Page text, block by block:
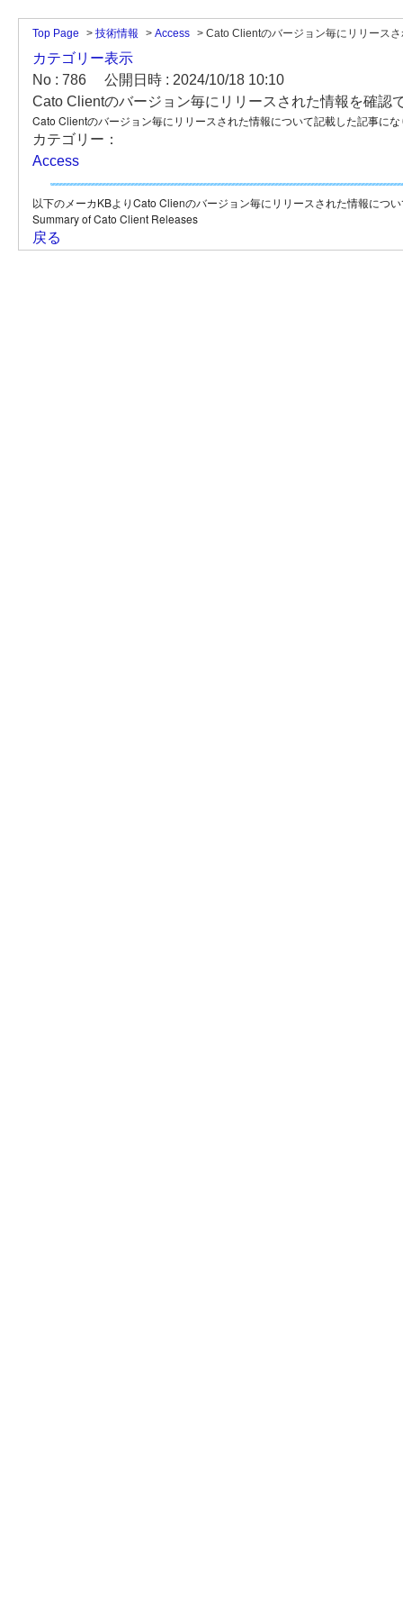
Top Page > 技術情報 > Access > Cato Clientのバージョン毎にリリース
カテゴリー表示
No : 786
公開日時 : 2024/10/18 10:10
Cato Clientのバージョン毎にリリースされた情報を確認
Cato Clientのバージョン毎にリリースされた情報について記載した記事に
カテゴリー：
Access
以下のメーカKBよりCato Clienのバージョン毎にリリースされた情報につ
Summary of Cato Client Releases
戻る